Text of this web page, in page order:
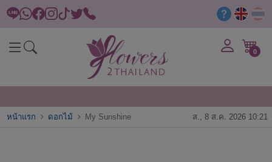
0
หน้าแรก ดอกไม้ My Sunshine ส., 8 ส.ค. 2026 10:21